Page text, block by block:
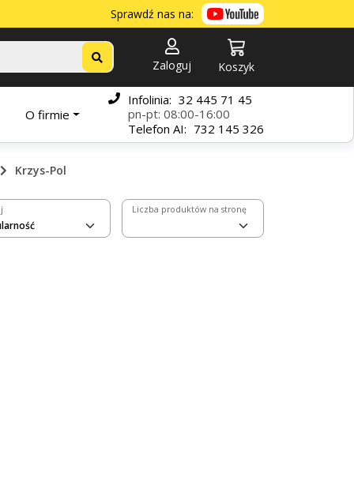
Sprawdź nas na:
Zaloguj Koszyk
O firmie
Infolinia: 32 445 71 45
pn-pt: 08:00-16:00
Telefon AI: 732 145 326
Krzys-Pol
Liczba produktów na stronę